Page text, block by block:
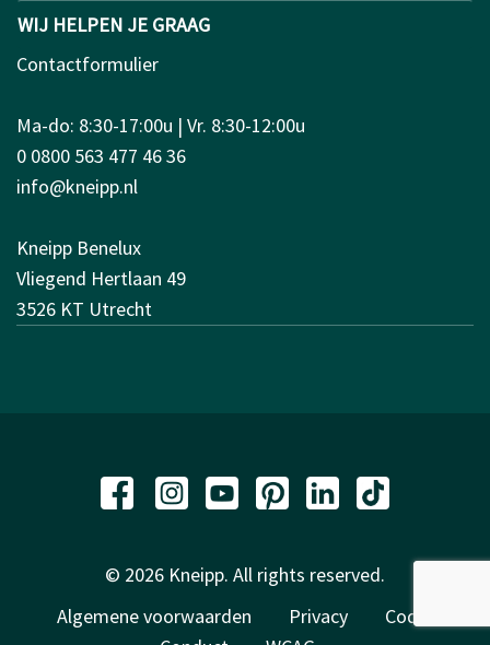
WIJ HELPEN JE GRAAG
Contactformulier
Ma-do: 8:30-17:00u | Vr. 8:30-12:00u
0 0800 563 477 46 36
info@kneipp.nl
Kneipp Benelux
Vliegend Hertlaan 49
3526 KT Utrecht
© 2026 Kneipp. All rights reserved.
Algemene voorwaarden
Privacy
Code of